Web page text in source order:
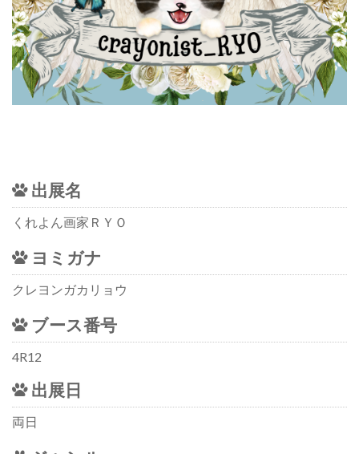
出展名
くれよん画家ＲＹＯ
ヨミガナ
クレヨンガカリョウ
ブース番号
4R12
出展日
両日